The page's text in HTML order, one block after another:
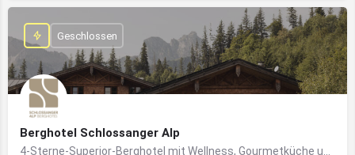
Berghotel Schlossanger Alp
Geschlossen